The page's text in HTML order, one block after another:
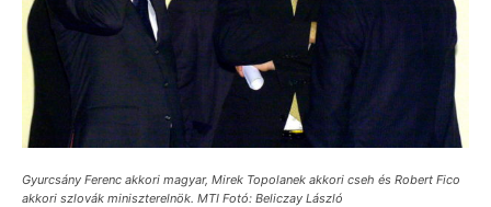
Gyurcsány Ferenc akkori magyar, Mirek Topolanek akkori cseh és Robert Fico
akkori szlovák miniszterelnök. MTI Fotó: Beliczay László